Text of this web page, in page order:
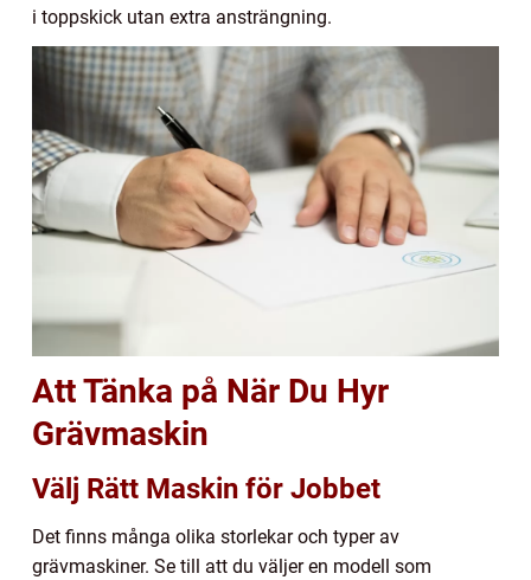
i toppskick utan extra ansträngning.
Att Tänka på När Du Hyr
Grävmaskin
Välj Rätt Maskin för Jobbet
Det finns många olika storlekar och typer av
grävmaskiner. Se till att du väljer en modell som